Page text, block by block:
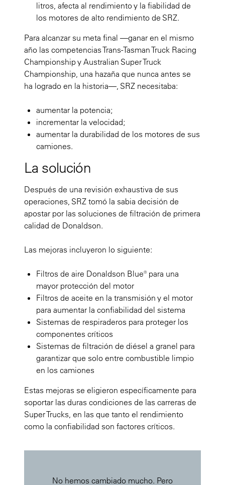
litros, afecta al rendimiento y la fiabilidad de
los motores de alto rendimiento de SRZ.
Para alcanzar su meta final —ganar en el mismo
año las competencias Trans-Tasman Truck Racing
Championship y Australian Super Truck
Championship, una hazaña que nunca antes se
ha logrado en la historia—, SRZ necesitaba:
aumentar la potencia;
incrementar la velocidad;
aumentar la durabilidad de los motores de sus
camiones.
La solución
Después de una revisión exhaustiva de sus
operaciones, SRZ tomó la sabia decisión de
apostar por las soluciones de filtración de primera
calidad de Donaldson.
Las mejoras incluyeron lo siguiente:
Filtros de aire Donaldson Blue® para una
mayor protección del motor
Filtros de aceite en la transmisión y el motor
para aumentar la confiabilidad del sistema
Sistemas de respiraderos para proteger los
componentes críticos
Sistemas de filtración de diésel a granel para
garantizar que solo entre combustible limpio
en los camiones
Estas mejoras se eligieron específicamente para
soportar las duras condiciones de las carreras de
Super Trucks, en las que tanto el rendimiento
como la confiabilidad son factores críticos.
No hemos cambiado mucho. Pero